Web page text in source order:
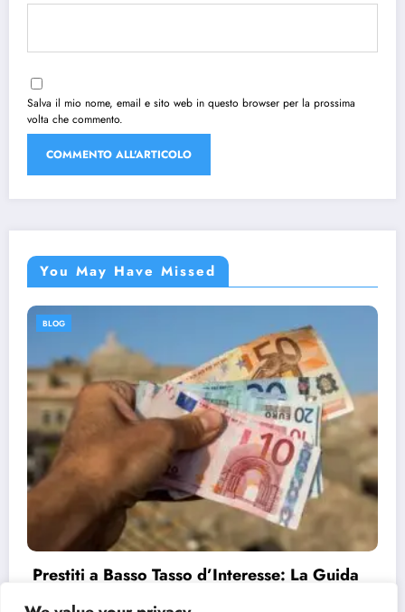
Salva il mio nome, email e sito web in questo browser per la prossima
volta che commento.
You May Have Missed
BLOG
Prestiti a Basso Tasso d’Interesse: La Guida